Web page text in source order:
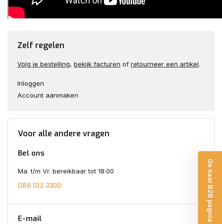
Zelf regelen
Volg je bestelling, bekijk facturen of retourneer een artikel.
Inloggen
Account aanmaken
Voor alle andere vragen
Bel ons
Ma. t/m Vr. bereikbaar tot 18:00
088 012 3300
E-mail Ga naar B2B pagina